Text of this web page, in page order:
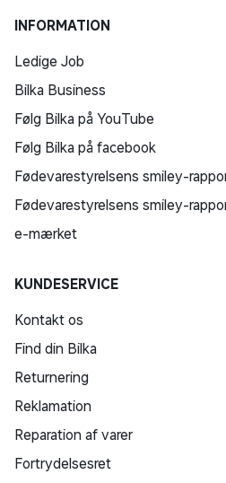
INFORMATION
Ledige Job
Bilka Business
Følg Bilka på YouTube
Følg Bilka på facebook
Fødevarestyrelsens smiley-
Fødevarestyrelsens smiley-
e-mærket
KUNDESERVICE
Kontakt os
Find din Bilka
Returnering
Reklamation
Reparation af varer
Fortrydelsesret